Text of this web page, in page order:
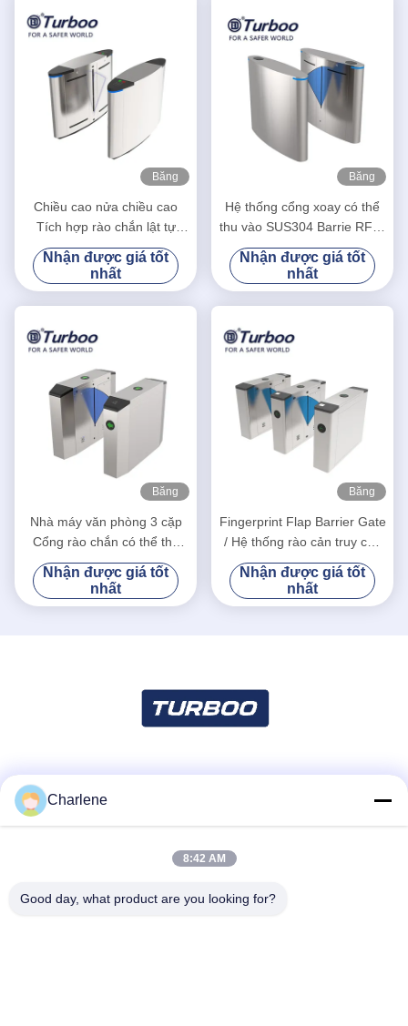
Băng
Chiều cao nửa chiều cao
Tích hợp rào chắn lật tự
động với tính năng nhận
dạng khuôn mặt
Nhận được giá tốt
nhất
Băng
Hệ thống cổng xoay có thể
thu vào SUS304 Barrie RFID
chiều cao vòng eo
Nhận được giá tốt
nhất
Băng
Nhà máy văn phòng 3 cặp
Cổng rào chắn có thể thu
vào được thiết kế tự động
Nhận được giá tốt
nhất
Băng
Fingerprint Flap Barrier Gate
/ Hệ thống rào cản truy cập
Chức năng Tự động Thiết
lập lại
Nhận được giá tốt
nhất
Liên lạc nhanh
Điện thoại
Charlene
8:42 AM
Good day, what product are you looking for?